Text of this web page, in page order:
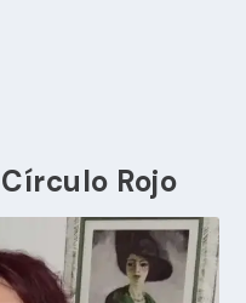
Rojo